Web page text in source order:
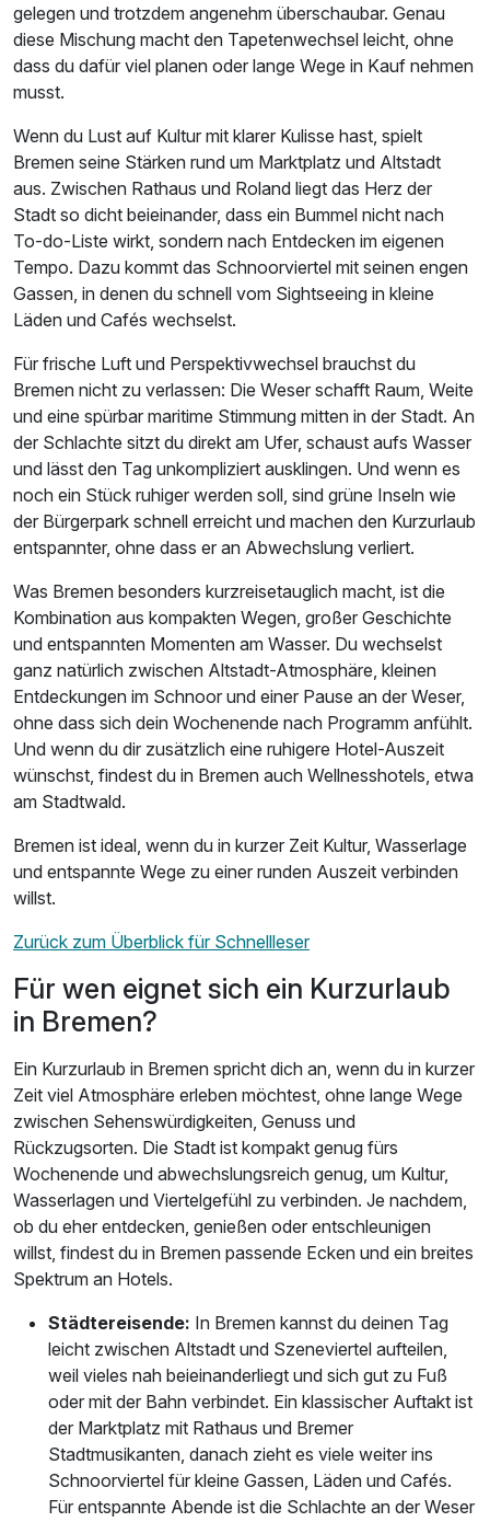
gelegen und trotzdem angenehm überschaubar. Genau
diese Mischung macht den Tapetenwechsel leicht, ohne
dass du dafür viel planen oder lange Wege in Kauf nehmen
musst.
Wenn du Lust auf Kultur mit klarer Kulisse hast, spielt
Bremen seine Stärken rund um Marktplatz und Altstadt
aus. Zwischen Rathaus und Roland liegt das Herz der
Stadt so dicht beieinander, dass ein Bummel nicht nach
To-do-Liste wirkt, sondern nach Entdecken im eigenen
Tempo. Dazu kommt das Schnoorviertel mit seinen engen
Gassen, in denen du schnell vom Sightseeing in kleine
Läden und Cafés wechselst.
Für frische Luft und Perspektivwechsel brauchst du
Bremen nicht zu verlassen: Die Weser schafft Raum, Weite
und eine spürbar maritime Stimmung mitten in der Stadt. An
der Schlachte sitzt du direkt am Ufer, schaust aufs Wasser
und lässt den Tag unkompliziert ausklingen. Und wenn es
noch ein Stück ruhiger werden soll, sind grüne Inseln wie
der Bürgerpark schnell erreicht und machen den Kurzurlaub
entspannter, ohne dass er an Abwechslung verliert.
Was Bremen besonders kurzreisetauglich macht, ist die
Kombination aus kompakten Wegen, großer Geschichte
und entspannten Momenten am Wasser. Du wechselst
ganz natürlich zwischen Altstadt-Atmosphäre, kleinen
Entdeckungen im Schnoor und einer Pause an der Weser,
ohne dass sich dein Wochenende nach Programm anfühlt.
Und wenn du dir zusätzlich eine ruhigere Hotel-Auszeit
wünschst, findest du in Bremen auch Wellnesshotels, etwa
am Stadtwald.
Bremen ist ideal, wenn du in kurzer Zeit Kultur, Wasserlage
und entspannte Wege zu einer runden Auszeit verbinden
willst.
Zurück zum Überblick für Schnellleser
Für wen eignet sich ein Kurzurlaub
in Bremen?
Ein Kurzurlaub in Bremen spricht dich an, wenn du in kurzer
Zeit viel Atmosphäre erleben möchtest, ohne lange Wege
zwischen Sehenswürdigkeiten, Genuss und
Rückzugsorten. Die Stadt ist kompakt genug fürs
Wochenende und abwechslungsreich genug, um Kultur,
Wasserlagen und Viertelgefühl zu verbinden. Je nachdem,
ob du eher entdecken, genießen oder entschleunigen
willst, findest du in Bremen passende Ecken und ein breites
Spektrum an Hotels.
Städtereisende: In Bremen kannst du deinen Tag
leicht zwischen Altstadt und Szeneviertel aufteilen,
weil vieles nah beieinanderliegt und sich gut zu Fuß
oder mit der Bahn verbindet. Ein klassischer Auftakt ist
der Marktplatz mit Rathaus und Bremer
Stadtmusikanten, danach zieht es viele weiter ins
Schnoorviertel für kleine Gassen, Läden und Cafés.
Für entspannte Abende ist die Schlachte an der Weser